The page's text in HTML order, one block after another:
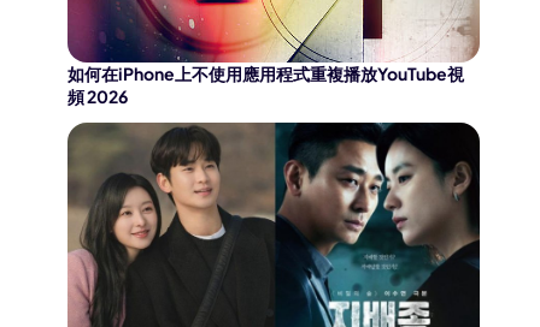
如何在iPhone上不使用應用程式重複播放YouTube視
頻 2026